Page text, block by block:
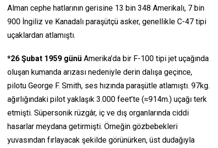
Alman cephe hatlarının gerisine 13 bin 348 Amerikalı, 7 bin
900 İngiliz ve Kanadalı paraşütçü asker, genellikle C-47 tipi
uçaklardan atlamıştı.
*26 Şubat 1959 günü Amerika’da bir F-100 tipi jet uçağında
oluşan kumanda arızası nedeniyle derin dalışa geçince,
pilotu George F. Smith, ses hızında paraşütle atlamıştı. 97kg.
ağırlığındaki pilot yaklaşık 3.000 feet’te (≈914m.) uçağı terk
etmişti. Süpersonik rüzgâr, iç ve dış organlarında ciddi
hasarlar meydana getirmişti. Örneğin gözbebekleri
yuvasından fırlayacak şekilde görünürken, üst dudağıyla